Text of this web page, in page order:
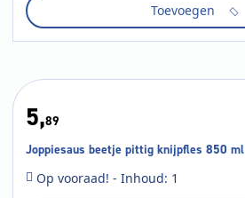
ml
aantal
Toevoegen
5,89
Joppiesaus beetje pittig knijpfles 850 ml
Op vooraad! - Inhoud: 1